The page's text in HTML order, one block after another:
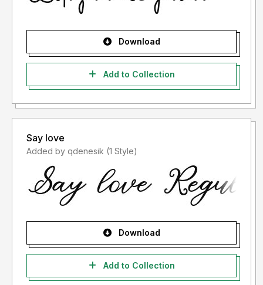
Download
Add to Collection
Say love
Added by qdenesik (1 Style)
Download
Add to Collection